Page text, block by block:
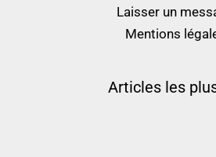
Laisser un
Mentions
Articles les